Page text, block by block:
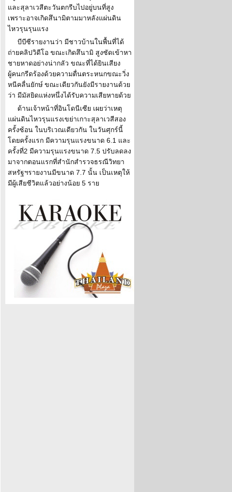
และสุลาเวสีตะวันตกรีบไปอยู่บนที่สูง
เพราะอาจเกิดสึนามิตามมาหลังแผ่นดิน
ไหวรุนรุนแรง
บีบีซีรายงานว่า มีชาวบ้านในพื้นที่ได้
ถ่ายคลิปวิดีโอ ขณะเกิดสึนามิ สูงซัดเข้าหา
ชายหาดอย่างน่ากลัว ขณะที่ได้ยินเสียง
ผู้คนกรีดร้องด้วยความตื่นตระหนกขณะวิ่ง
หนีคลื่นยักษ์ ขณะเดียวกันยังมีรายงานด้วย
ว่า มีมัสยิดแห่งหนึ่งได้รับความเสียหายด้วย
ด้านเจ้าหน้าที่อินโดนีเซีย เผยว่าเหตุ
แผ่นดินไหวรุนแรงเขย่าเกาะสุลาเวสีสอง
ครั้งซ้อน ในบริเวณเดียวกัน ในวันศุกร์นี้
โดยครั้งแรก มีความรุนแรงขนาด 6.1 และ
ครั้งที่2 มีความรุนแรงขนาด 7.5 ปรับลดลง
มาจากตอนแรกที่สำนักสำรวจธรณีวิทยา
สหรัฐฯรายงานมีขนาด 7.7 นั้น เป็นเหตุให้
มีผู้เสียชีวิตแล้วอย่างน้อย 5 ราย